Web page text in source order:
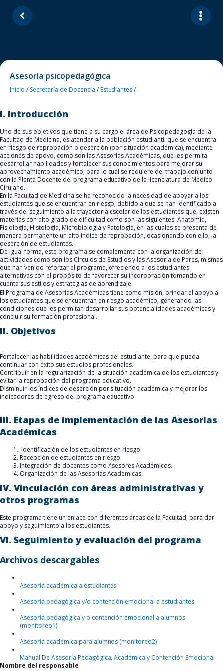
Asesoría psicopedagógica
Inicio /Secretaría de Docencia /Estudiantes/
I. Introducción
Uno de sus objetivos que tiene a su cargo el área de Psicopedagogía de la
Facultad de Medicina, es atender a la población estudiantil que se encuentra
en riesgo de reprobación o deserción (por situación académica), mediante
acciones de apoyo, como son las Asesorías Académicas, que les permita
desarrollar habilidades y fortalecer sus conocimientos para mejorar su
aprovechamiento académico, para lo cual se requiere del trabajo conjunto
con la Planta Docente del programa educativo de la licenciatura de Médico
Cirujano.
En la Facultad de Medicina se ha reconocido la necesidad de apoyar a los
estudiantes que se encuentran en riesgo, debido a que se han identificado a
través del seguimiento a la trayectoria escolar de los estudiantes que, existen
materias con alto grado de dificultad como son las siguientes: Anatomía,
Fisiología, Histología, Microbiología y Patología, en las cuales se presenta de
manera permanente un alto índice de reprobación, ocasionando con ello, la
deserción de estudiantes.
De igual forma, este programa se complementa con la organización de
actividades como son los Círculos de Estudios y las Asesoría de Pares, mismas
que han venido reforzar el programa, ofreciendo a los estudiantes
alternativas con el propósito de favorecer su incorporación tomando en
cuenta sus estilos y estrategias de aprendizaje.
El Programa de Asesorías Académicas tiene como misión, brindar el apoyo a
los estudiantes que se encuentran en riesgo académico, generando las
condiciones que les permitan desarrollar sus potencialidades académicas y
concluir su formación profesional.
II. Objetivos
Fortalecer las habilidades académicas del estudiante, para que pueda
continuar con éxito sus estudios profesionales.
Contribuir en la regularización de la situación académica de los estudiantes y
evitar la reprobación del programa educativo.
Disminuir los índices de deserción por situación académica y mejorar los
indicadores de egreso del programa educativo
III. Etapas de implementación de las Asesorías
Académicas
Identificación de los estudiantes en riesgo.
Recepción de estudiantes en riesgo.
Integración de docentes como Asesores Académicos.
Organización de las Asesorías Académicas.
IV. Vinculación con áreas administrativas y
otros programas
Este programa tiene un enlace con diferentes áreas de la Facultad, para dar
apoyo y seguimiento a los estudiantes.
VI. Seguimiento y evaluación del programa
Archivos descargables
Asesoría académica a estudiantes
Asesoría pedagógica y/o contención emocional a estudiantes
Asesoría pedagógica y o contención emocional a alumnos
(monitoreo1)
Asesoría académica para alumnos (monitoreo2)
Manual De Asesoría Pedagógica, Académica y Contención Emocional
Nombre del responsable